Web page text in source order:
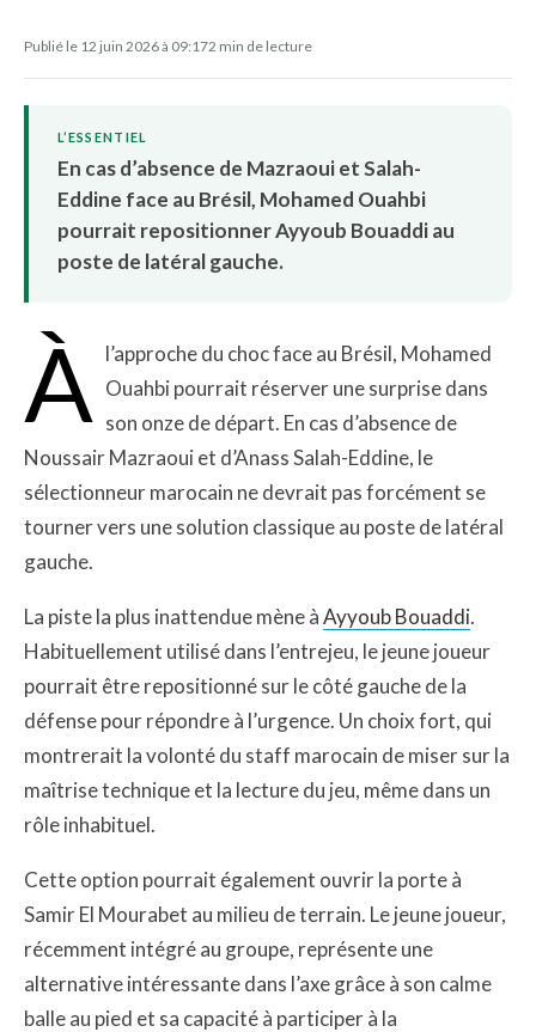
Publié le 12 juin 2026 à 09:172 min de lecture
L’ESSENTIEL
En cas d’absence de Mazraoui et Salah-
Eddine face au Brésil, Mohamed Ouahbi
pourrait repositionner Ayyoub Bouaddi au
poste de latéral gauche.
À l’approche du choc face au Brésil, Mohamed
Ouahbi pourrait réserver une surprise dans
son onze de départ. En cas d’absence de
Noussair Mazraoui et d’Anass Salah-Eddine, le
sélectionneur marocain ne devrait pas forcément se
tourner vers une solution classique au poste de latéral
gauche.
La piste la plus inattendue mène àAyyoub Bouaddi.
Habituellement utilisé dans l’entrejeu, le jeune joueur
pourrait être repositionné sur le côté gauche de la
défense pour répondre à l’urgence. Un choix fort, qui
montrerait la volonté du staff marocain de miser sur la
maîtrise technique et la lecture du jeu, même dans un
rôle inhabituel.
Cette option pourrait également ouvrir la porte à
Samir El Mourabet au milieu de terrain. Le jeune joueur,
récemment intégré au groupe, représente une
alternative intéressante dans l’axe grâce à son calme
balle au pied et sa capacité à participer à la